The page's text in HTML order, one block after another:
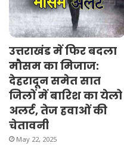
उत्तराखंड में फिर बदला
मौसम का मिजाज:
देहरादून समेत सात
जिलों में बारिश का येलो
अलर्ट, तेज हवाओं की
चेतावनी
May 22, 2025